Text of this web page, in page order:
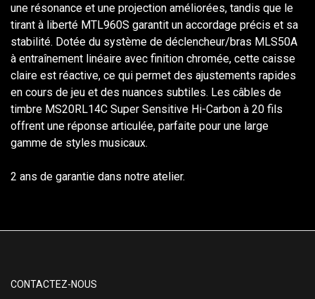
une résonance et une projection améliorées, tandis que le
tirant à liberté MTL960S garantit un accordage précis et sa
stabilité. Dotée du système de déclencheur/bras MLS50A
à entraînement linéaire avec finition chromée, cette caisse
claire est réactive, ce qui permet des ajustements rapides
en cours de jeu et des nuances subtiles. Les câbles de
timbre MS20RL14C Super Sensitive Hi-Carbon à 20 fils
offrent une réponse articulée, parfaite pour une large
gamme de styles musicaux.
2 ans de garantie dans notre atelier.
CONTACTEZ-NOUS